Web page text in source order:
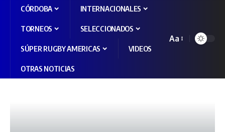
CÓRDOBA INTERNACIONALES
TORNEOS SELECCIONADOS
SÚPER RUGBY AMERICAS VIDEOS
OTRAS NOTICIAS
Aa